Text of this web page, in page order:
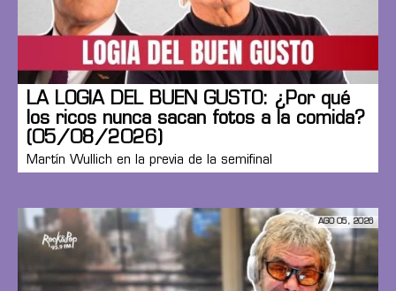
LA LOGIA DEL BUEN GUSTO: ¿Por qué
los ricos nunca sacan fotos a la comida?
(05/08/2026)
Martín Wullich en la previa de la semifinal
AGO 05, 2026